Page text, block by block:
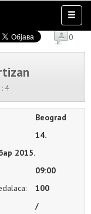
0
: 4
Beograd
14.
2015.
09:00
100
/